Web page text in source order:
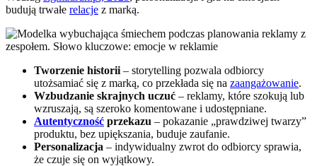
budują trwałe relacje z marką.
Tworzenie historii – storytelling pozwala odbiorcy
utożsamiać się z marką, co przekłada się na zaangażowanie.
Wzbudzanie skrajnych uczuć – reklamy, które szokują lub
wzruszają, są szeroko komentowane i udostępniane.
Autentyczność przekazu – pokazanie „prawdziwej twarzy”
produktu, bez upiększania, buduje zaufanie.
Personalizacja – indywidualny zwrot do odbiorcy sprawia,
że czuje się on wyjątkowy.